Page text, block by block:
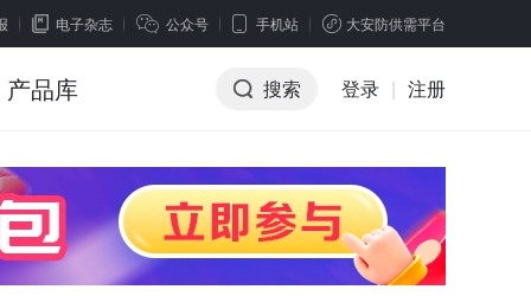
电子杂志 公众号 手机站 大安防供需平台
产品库 搜索 登录 | 注册